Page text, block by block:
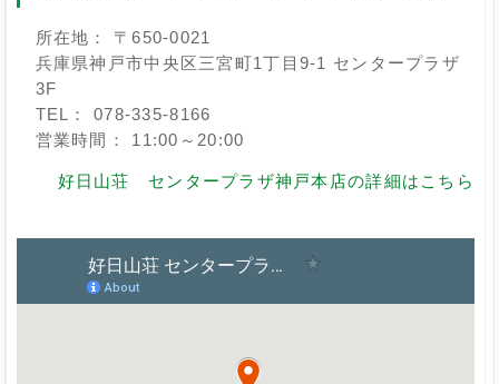
所在地： 〒650-0021
兵庫県神戸市中央区三宮町1丁目9-1 センタープラザ
3F
TEL： 078-335-8166
営業時間： 11:00～20:00
好日山荘 センタープラザ神戸本店の詳細はこちら